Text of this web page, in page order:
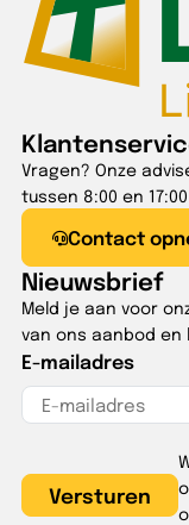
Vragen? Onze
tussen 8:00 en 17:00
Contact
Nieuwsbrief
Meld je aan voor
van ons aanbod en
E-mailadres